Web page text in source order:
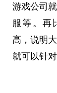
游戏公司
服等。再
高，说明
就可以针